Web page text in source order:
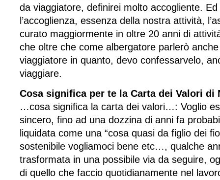
da viaggiatore, definirei molto accogliente.
l’accoglienza, essenza della nostra attività,
curato maggiormente in oltre 20 anni di
che oltre che come albergatore parlerò
viaggiatore in quanto, devo confessarvelo,
viaggiare.
Cosa significa per te la Carta dei Valori di
…cosa significa la carta dei valori…: Voglio
sincero, fino ad una dozzina di anni fa
liquidata come una “cosa quasi da figlio dei
sostenibile vogliamoci bene etc…, qualche
trasformata in una possibile via da seguire,
di quello che faccio quotidianamente nel